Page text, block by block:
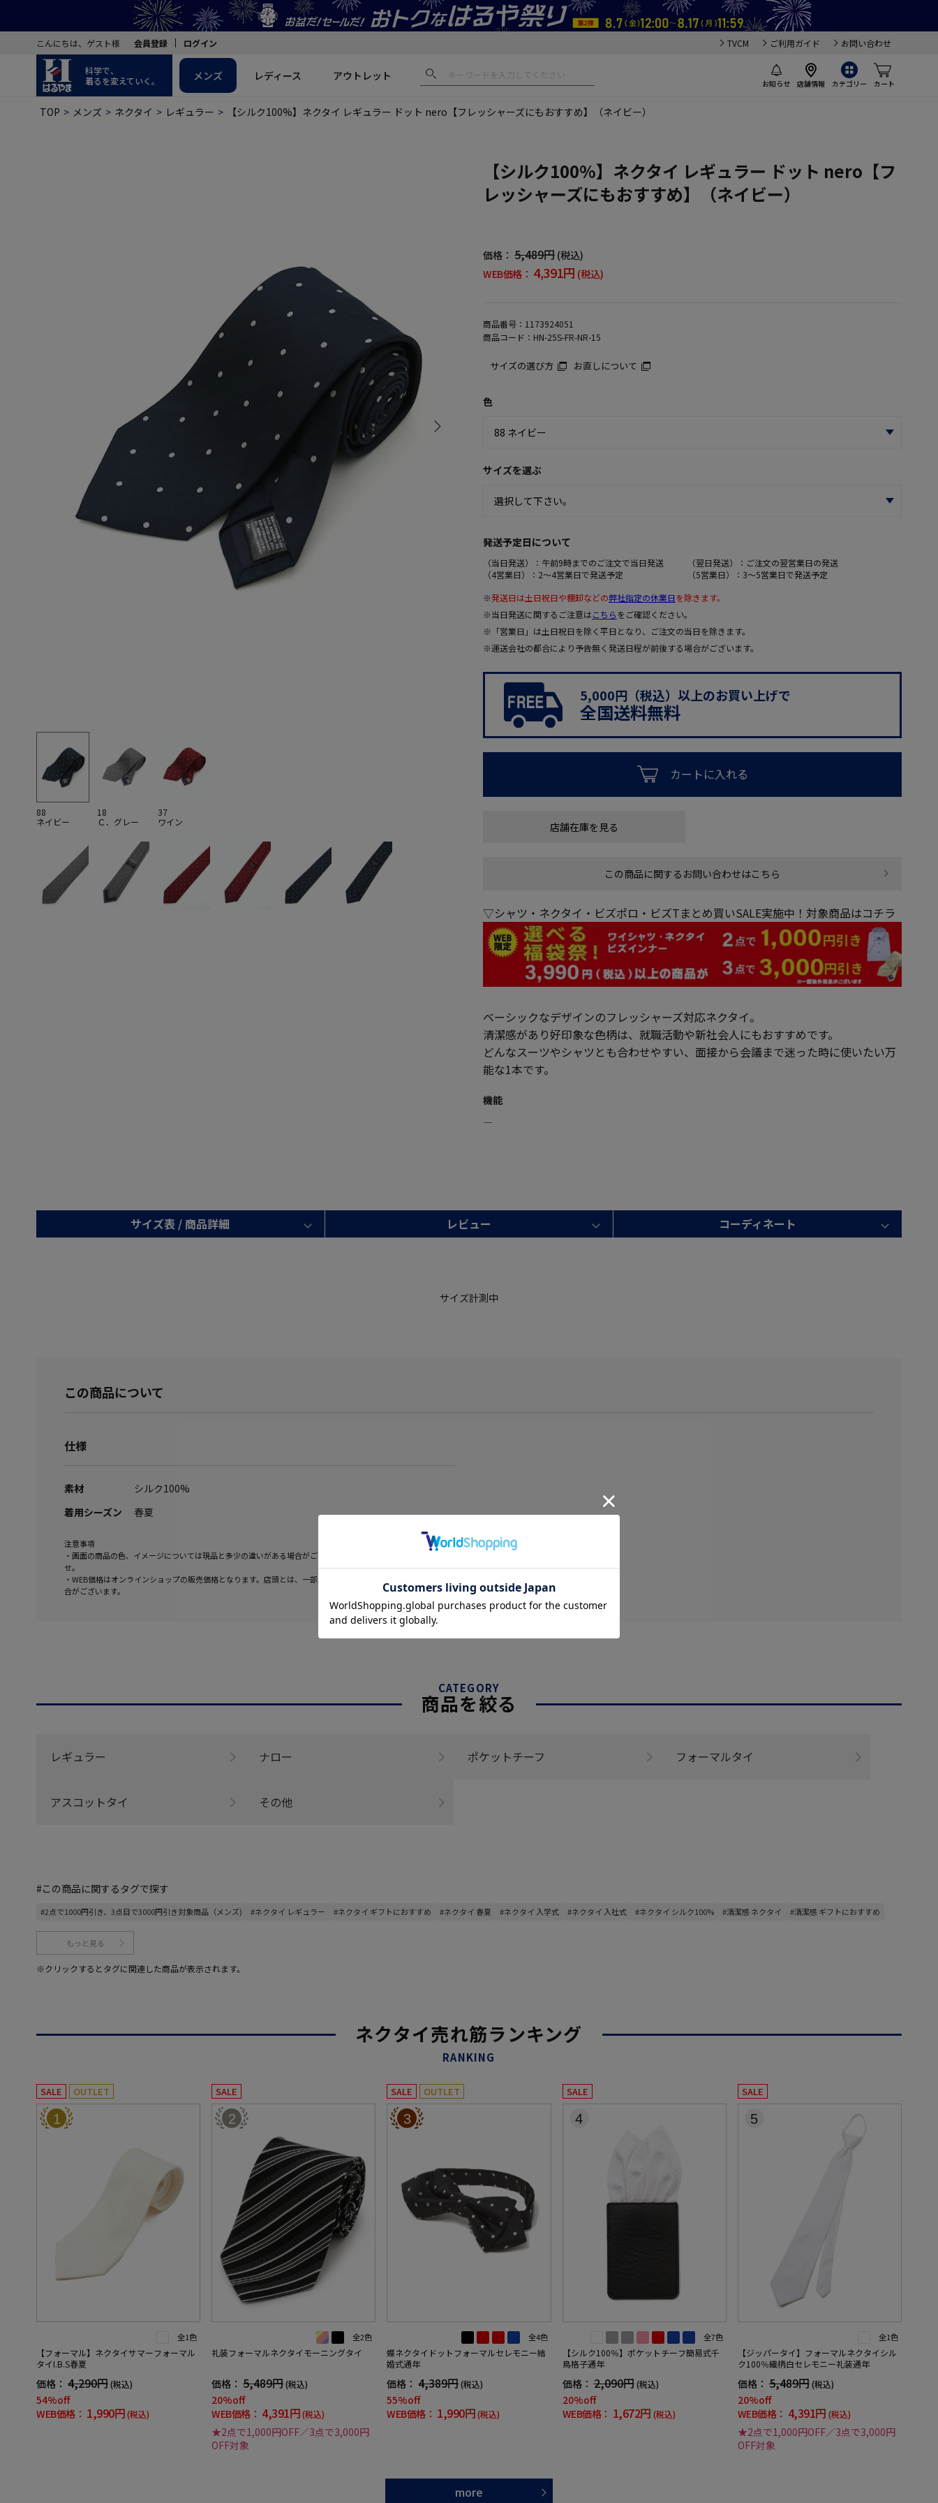
こんにちは、ゲスト様 会員登録 ログイン TVCM ご利用ガイド お問い合わせ
科学で、
着るを変えていく。
お知らせ 店舗情報 カテゴリー カート
メンズ レディース アウトレット
TOP メンズ ネクタイ レギュラー 【シルク100%】ネクタイ レギュラー ドット nero【フレッシャーズにもおすすめ】（ネイビー）
88
ネイビー
18
Ｃ．グレー
37
ワイン
【シルク100%】ネクタイ レギュラー ドット nero【フ
レッシャーズにもおすすめ】（ネイビー）
価格： 5,489円 (税込)
WEB価格： 4,391円 (税込)
商品番号： 1173924051
商品コード： HN-25S-FR-NR-15
サイズの選び方 お直しについて
色
サイズを選ぶ
発送予定日について
（当日発送）：午前9時までのご注文で当日発送
（翌日発送）：ご注文の翌営業日の発送
（4営業日）：2～4営業日で発送予定
（5営業日）：3～5営業日で発送予定
※発送日は土日祝日や棚卸などの弊社指定の休業日を除きます。
※当日発送に関するご注意はこちらをご確認ください。
※「営業日」は土日祝日を除く平日となり、ご注文の当日を除きます。
※運送会社の都合により予告無く発送日程が前後する場合がございます。
5,000円（税込）以上のお買い上げで
全国送料無料
カートに入れる
店舗在庫を見る
この商品に関するお問い合わせはこちら
▽シャツ・ネクタイ・ビズポロ・ビズTまとめ買いSALE実施中！対象商品はコチラ
ベーシックなデザインのフレッシャーズ対応ネクタイ。
清潔感があり好印象な色柄は、就職活動や新社会人にもおすすめです。
どんなスーツやシャツとも合わせやすい、面接から会議まで迷った時に使いたい万
能な1本です。
機能
―
サイズ表 / 商品詳細 レビュー コーディネート
サイズ計測中
この商品について
仕様
素材
シルク100%
着用シーズン
春夏
注意事項
・画面の商品の色、イメージについては現品と多少の違いがある場合がございますが、予めご了承くださいま
せ。
・WEB価格はオンラインショップの販売価格となります。店頭とは、一部販売価格およびセール内容が異なる場
合がございます。
CATEGORY
商品を絞る
レギュラー ナロー ポケットチーフ フォーマルタイ
アスコットタイ その他
#この商品に関するタグで探す
#2点で1000円引き、3点目で3000円引き対象商品（メンズ) #ネクタイ レギュラー #ネクタイ ギフトにおすすめ #ネクタイ 春夏 #ネクタイ 入学式 #ネクタイ 入社式 #ネクタイ シルク100% #清潔感 ネクタイ #清潔感 ギフトにおすすめ
もっと見る
※クリックするとタグに関連した商品が表示されます。
ネクタイ売れ筋ランキング
RANKING
SALE OUTLET
1
全1色
【フォーマル】ネクタイサマーフォーマル
タイI.B.S春夏
価格： 4,290円(税込)
54%off
WEB価格： 1,990円(税込)
SALE
2
全2色
礼装フォーマルネクタイモーニングタイ
価格： 5,489円(税込)
20%off
WEB価格： 4,391円(税込)
★2点で1,000円OFF／3点で3,000円
OFF対象
SALE OUTLET
3
全4色
蝶ネクタイドットフォーマルセレモニー結
婚式通年
価格： 4,389円(税込)
55%off
WEB価格： 1,990円(税込)
SALE
4
全7色
【シルク100％】ポケットチーフ簡易式千
鳥格子通年
価格： 2,090円 (税込)
20%off
WEB価格： 1,672円 (税込)
SALE
5
全1色
【ジッパータイ】フォーマルネクタイシル
ク100％織柄白セレモニー礼装通年
価格： 5,489円(税込)
20%off
WEB価格： 4,391円 (税込)
★2点で1,000円OFF／3点で3,000円
OFF対象
more